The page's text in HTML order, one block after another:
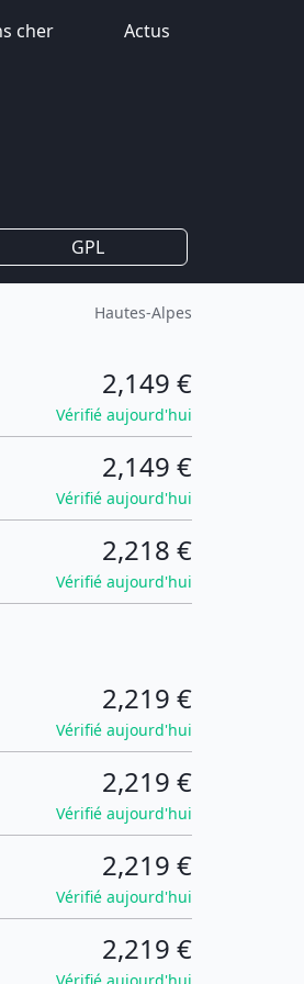
cher Actus
GPL
Hautes-Alpes
2,149 €
Vérifié aujourd'hui
2,149 €
Vérifié aujourd'hui
2,218 €
Vérifié aujourd'hui
2,219 €
Vérifié aujourd'hui
2,219 €
Vérifié aujourd'hui
2,219 €
Vérifié aujourd'hui
2,219 €